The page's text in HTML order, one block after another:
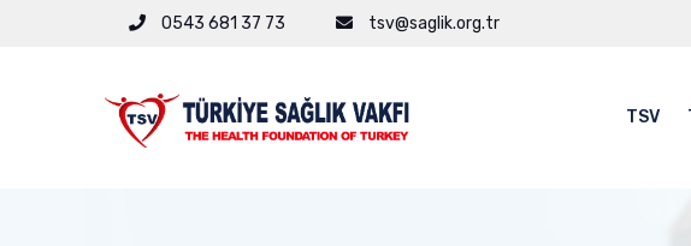
0543 681 37 73 tsv@saglik.org.tr
TSV